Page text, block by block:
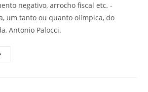
negativo, arrocho fiscal etc. -
um tanto ou quanto olímpica, do
Antonio Palocci.